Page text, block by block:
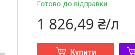
Готово до відправки
1 826,49 ₴/л
Купити